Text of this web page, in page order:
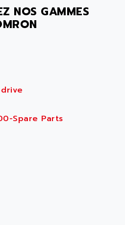
NOS GAMMES
Spare Parts